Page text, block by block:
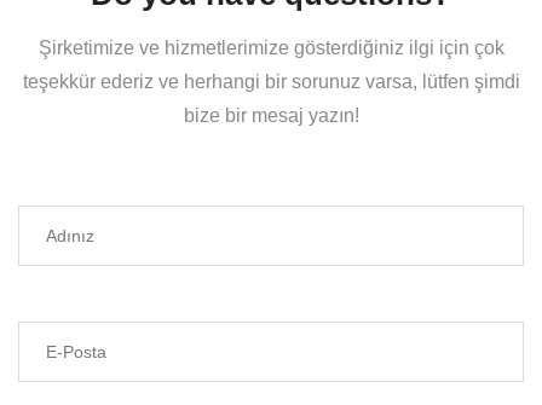
Şirketimize ve hizmetlerimize gösterdiğiniz ilgi için çok
teşekkür ederiz ve herhangi bir sorunuz varsa, lütfen şimdi
bize bir mesaj yazın!